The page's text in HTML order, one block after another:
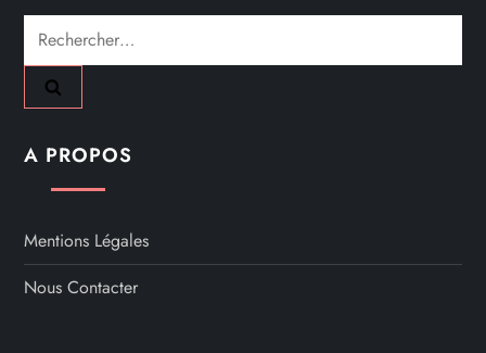
Rechercher :
A PROPOS
Mentions Légales
Nous Contacter